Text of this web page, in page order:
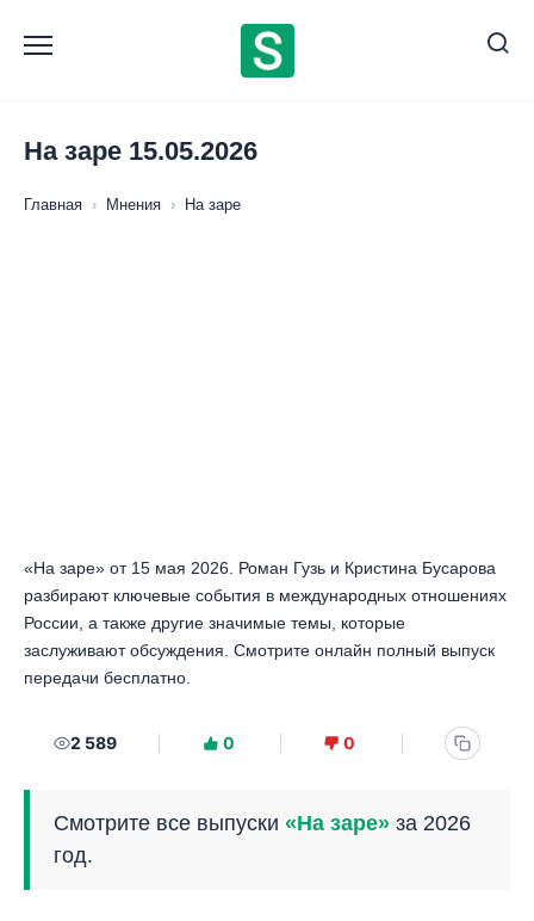
содержанию
На заре 15.05.2026
Главная › Мнения › На заре
«На заре» от 15 мая 2026. Роман Гузь и Кристина Бусарова
разбирают ключевые события в международных отношениях
России, а также другие значимые темы, которые
заслуживают обсуждения. Смотрите онлайн полный выпуск
передачи бесплатно.
2 589 0 0
Смотрите все выпуски «На заре» за 2026
год.